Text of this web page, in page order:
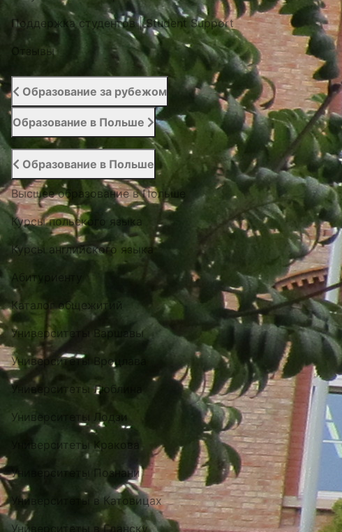
Поддержка студентов | Student Support
Отзывы
Образование за рубежом
Образование в Польше
Образование в Польше
Высшее образование в Польше
Курсы польского языка
Курсы английского языка
Абитуриенту
Каталог общежитий
Университеты Варшавы
Университеты Вроцлава
Университеты Люблина
Университеты Лодзи
Университеты Кракова
Университеты Познани
Университеты в Катовицах
Университеты в Гданску